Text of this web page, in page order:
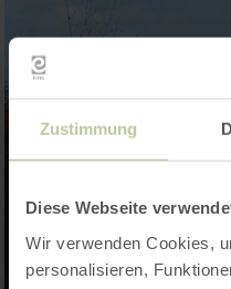
Zustimmung
Diese Webseite
Wir verwenden Cookies,
personalisieren,